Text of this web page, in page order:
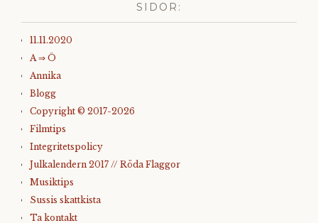
SIDOR:
11.11.2020
A ⇒ Ö
Annika
Blogg
Copyright © 2017-2026
Filmtips
Integritetspolicy
Julkalendern 2017 // Röda Flaggor
Musiktips
Sussis skattkista
Ta kontakt